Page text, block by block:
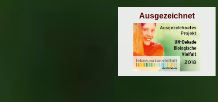
Ausgezeichnet